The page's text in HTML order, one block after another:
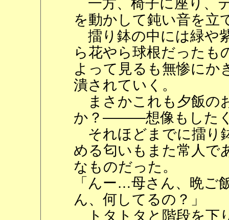
一方、椅子に座り、
を動かして鈍い音を立
擂り鉢の中には緑や
ら花やら球根だったも
よって見るも無惨にか
潰されていく。
まさかこれも夕飯の
か？―――想像もした
それほどまでに擂り
める匂いもまた常人で
なものだった。
「んー…母さん、晩
ん、何してるの？」
トタトタと階段を下